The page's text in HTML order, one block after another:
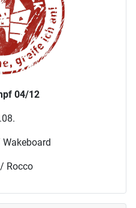
04/12
Rocco